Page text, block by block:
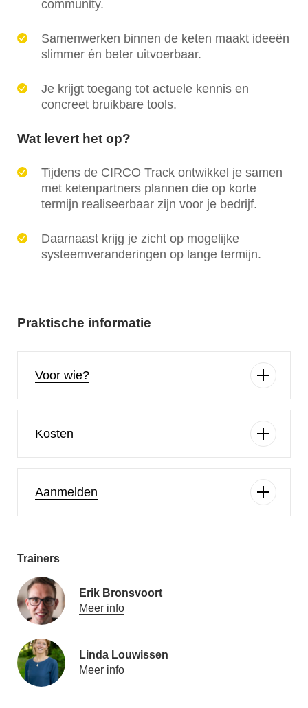
community.
Samenwerken binnen de keten maakt ideeën
slimmer én beter uitvoerbaar.
Je krijgt toegang tot actuele kennis en
concreet bruikbare tools.
Wat levert het op?
Tijdens de CIRCO Track ontwikkel je samen
met ketenpartners plannen die op korte
termijn realiseerbaar zijn voor je bedrijf.
Daarnaast krijg je zicht op mogelijke
systeemveranderingen op lange termijn.
Praktische informatie
Voor wie?
Kosten
Aanmelden
Trainers
Erik Bronsvoort
Meer info
Linda Louwissen
Meer info